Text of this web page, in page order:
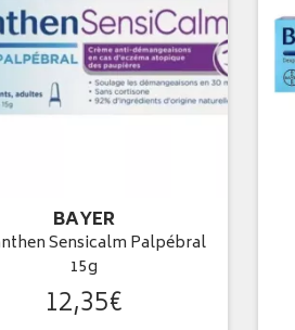
BAYER
Sensicalm Palpébral
15g
12,35€